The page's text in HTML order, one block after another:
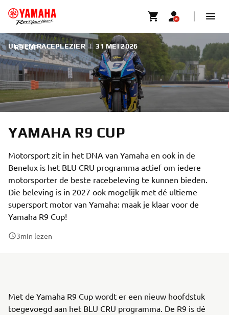
R9 CUP
ULTIEM RACEPLEZIER | 31 MEI 2026
YAMAHA R9 CUP
Motorsport zit in het DNA van Yamaha en ook in de
Benelux is het BLU CRU programma actief om iedere
motorsporter de beste racebeleving te kunnen bieden.
Die beleving is in 2027 ook mogelijk met dé ultieme
supersport motor van Yamaha: maak je klaar voor de
Yamaha R9 Cup!
3min lezen
Met de Yamaha R9 Cup wordt er een nieuw hoofdstuk
toegevoegd aan het BLU CRU programma. De R9 is dé